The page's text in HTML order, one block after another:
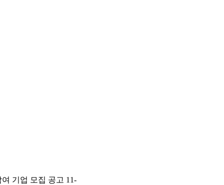
기업 모집 공고 11-